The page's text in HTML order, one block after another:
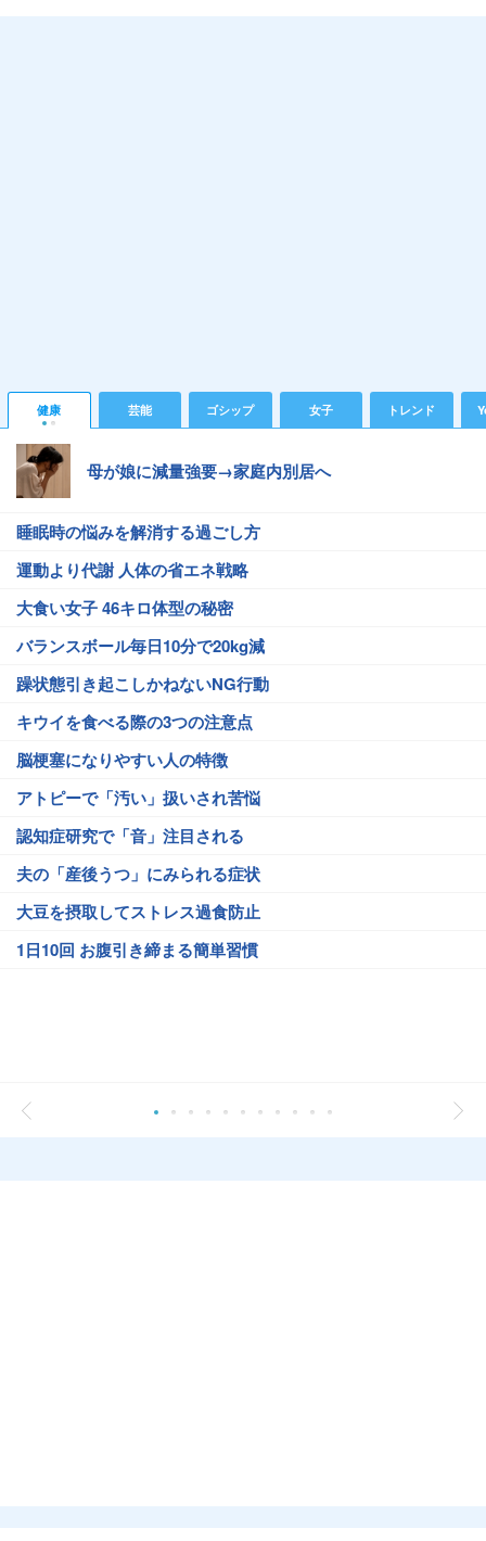
健康 芸能 ゴシップ 女子 トレンド
母が娘に減量強要→家庭内別居へ
睡眠時の悩みを解消する過ごし方
運動より代謝 人体の省エネ戦略
大食い女子 46キロ体型の秘密
バランスボール毎日10分で20kg減
躁状態引き起こしかねないNG行動
キウイを食べる際の3つの注意点
脳梗塞になりやすい人の特徴
アトピーで「汚い」扱いされ苦悩
認知症研究で「音」注目される
夫の「産後うつ」にみられる症状
大豆を摂取してストレス過食防止
1日10回 お腹引き締まる簡単習慣